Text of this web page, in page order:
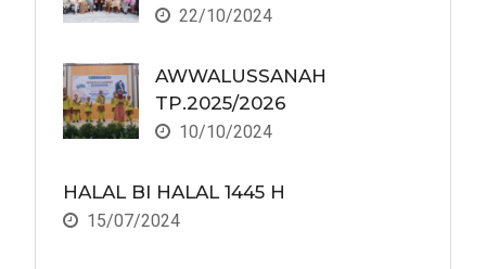
22/10/2024
AWWALUSSANAH
TP.2025/2026
10/10/2024
HALAL BI HALAL 1445 H
15/07/2024